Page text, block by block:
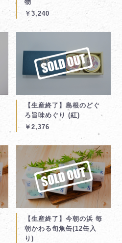
物
￥3,240
【生産終了】島根のどぐ
ろ旨味めぐり (紅)
￥2,376
【生産終了】今朝の浜 毎
朝かわる旬魚缶(12缶入
り)